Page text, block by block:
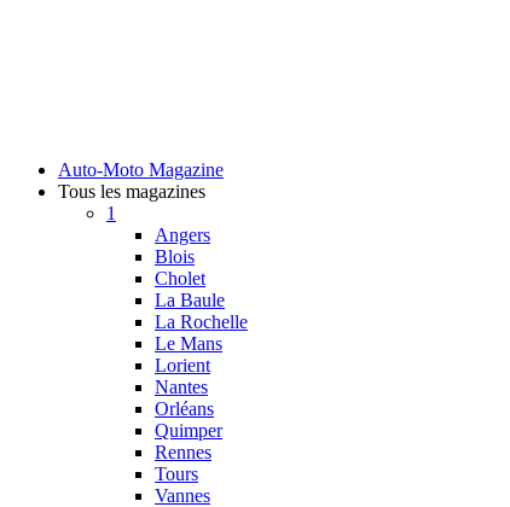
Auto-Moto Magazine
Tous les magazines
1
Angers
Blois
Cholet
La Baule
La Rochelle
Le Mans
Lorient
Nantes
Orléans
Quimper
Rennes
Tours
Vannes